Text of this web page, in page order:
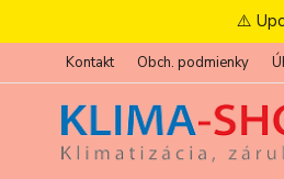
⚠️
Kontakt Obch. podmienky